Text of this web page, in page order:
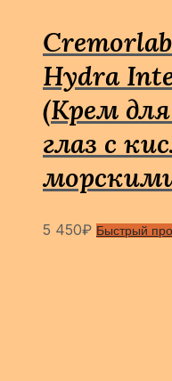
Hydra
(Крем
глаз с
5 450₽ Быстрый